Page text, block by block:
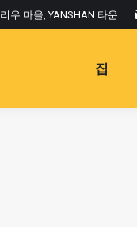
리우 마을, YANSHAN 타운
집